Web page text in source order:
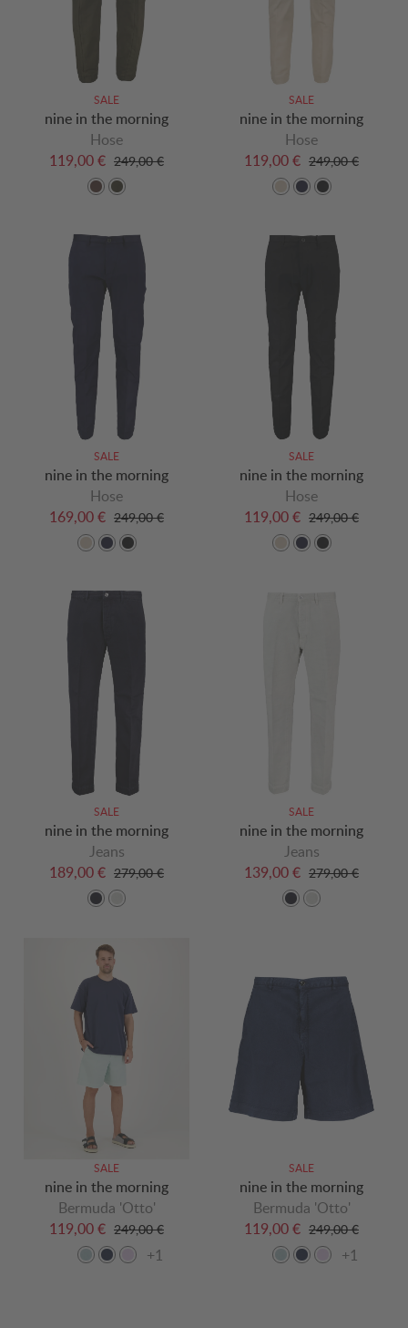
SALE
nine in the morning
Hose
119,00 € 249,00 €
SALE
nine in the morning
Hose
119,00 € 249,00 €
SALE
nine in the morning
Hose
169,00 € 249,00 €
SALE
nine in the morning
Hose
119,00 € 249,00 €
SALE
nine in the morning
Jeans
189,00 € 279,00 €
SALE
nine in the morning
Jeans
139,00 € 279,00 €
SALE
nine in the morning
Bermuda 'Otto'
119,00 € 249,00 €
+1
SALE
nine in the morning
Bermuda 'Otto'
119,00 € 249,00 €
+1